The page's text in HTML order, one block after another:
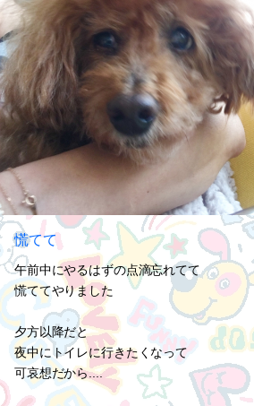
慌てて
午前中にやるはずの点滴忘れてて
慌ててやりました
夕方以降だと
夜中にトイレに行きたくなって
可哀想だから....